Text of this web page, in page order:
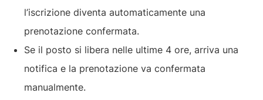
l’iscrizione diventa automaticamente una
prenotazione confermata.
Se il posto si libera nelle ultime 4 ore, arriva una
notifica e la prenotazione va confermata
manualmente.